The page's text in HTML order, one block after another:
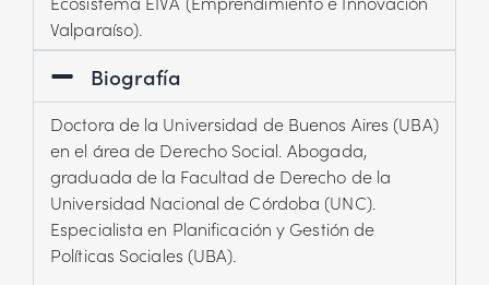
Valparaíso).
Biografía
Doctora de la Universidad de Buenos Aires (UBA)
en el área de Derecho Social. Abogada,
graduada de la Facultad de Derecho de la
Universidad Nacional de Córdoba (UNC).
Especialista en Planificación y Gestión de
Políticas Sociales (UBA).